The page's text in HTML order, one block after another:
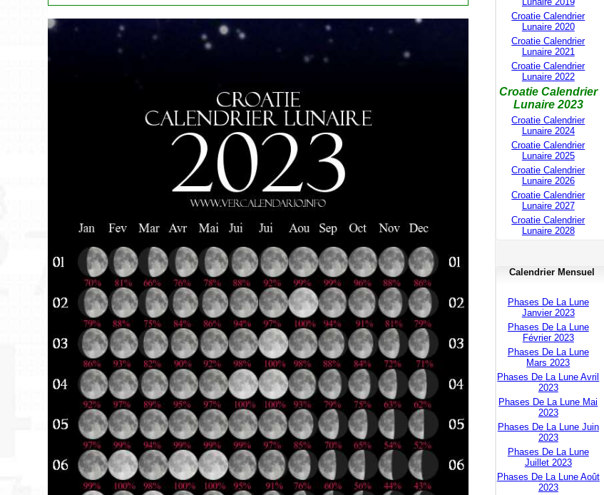
Croatie Calendrier
Lunaire 2020
Croatie Calendrier
Lunaire 2021
Croatie Calendrier
Lunaire 2022
Croatie Calendrier
Lunaire 2023
Croatie Calendrier
Lunaire 2024
Croatie Calendrier
Lunaire 2025
Croatie Calendrier
Lunaire 2026
Croatie Calendrier
Lunaire 2027
Croatie Calendrier
Lunaire 2028
Calendrier Mensuel
Phases De La Lune
Janvier 2023
Phases De La Lune
Février 2023
Phases De La Lune
Mars 2023
Phases De La Lune Avril
2023
Phases De La Lune Mai
2023
Phases De La Lune Juin
2023
Phases De La Lune
Juillet 2023
Phases De La Lune Août
2023